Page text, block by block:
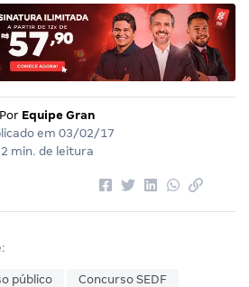
Por Equipe Gran
em 03/02/17
2 min. de leitura
público Concurso SEDF